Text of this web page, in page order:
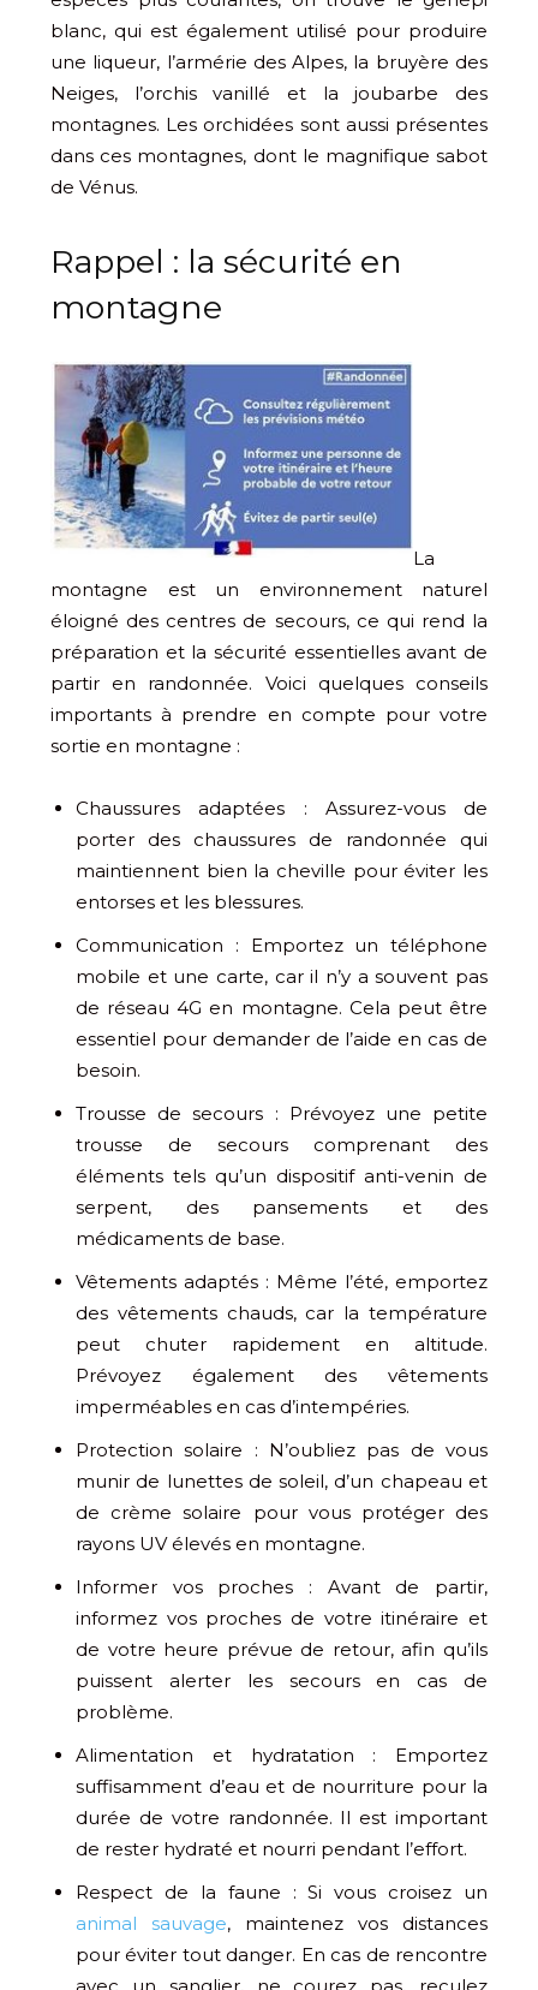
blanc, qui est également utilisé pour produire
une liqueur, l’armérie des Alpes, la bruyère des
Neiges, l’orchis vanillé et la joubarbe des
montagnes. Les orchidées sont aussi présentes
dans ces montagnes, dont le magnifique sabot
de Vénus.
Rappel : la sécurité en
montagne
La
montagne est un environnement naturel
éloigné des centres de secours, ce qui rend la
préparation et la sécurité essentielles avant de
partir en randonnée. Voici quelques conseils
importants à prendre en compte pour votre
sortie en montagne :
Chaussures adaptées : Assurez-vous de
porter des chaussures de randonnée qui
maintiennent bien la cheville pour éviter les
entorses et les blessures.
Communication : Emportez un téléphone
mobile et une carte, car il n’y a souvent pas
de réseau 4G en montagne. Cela peut être
essentiel pour demander de l’aide en cas de
besoin.
Trousse de secours : Prévoyez une petite
trousse de secours comprenant des
éléments tels qu’un dispositif anti-venin de
serpent, des pansements et des
médicaments de base.
Vêtements adaptés : Même l’été, emportez
des vêtements chauds, car la température
peut chuter rapidement en altitude.
Prévoyez également des vêtements
imperméables en cas d’intempéries.
Protection solaire : N’oubliez pas de vous
munir de lunettes de soleil, d’un chapeau et
de crème solaire pour vous protéger des
rayons UV élevés en montagne.
Informer vos proches : Avant de partir,
informez vos proches de votre itinéraire et
de votre heure prévue de retour, afin qu’ils
puissent alerter les secours en cas de
problème.
Alimentation et hydratation : Emportez
suffisamment d’eau et de nourriture pour la
durée de votre randonnée. Il est important
de rester hydraté et nourri pendant l’effort.
Respect de la faune : Si vous croisez un
animal sauvage, maintenez vos distances
pour éviter tout danger. En cas de rencontre